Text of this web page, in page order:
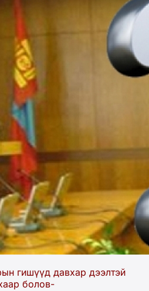
гишүүд давхар дээлтэй
болов-